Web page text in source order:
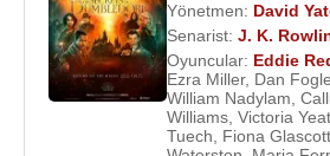
Captain and the World of
Huckabeesde başarısızlığa
Oskar töreninde
şakalarının kurbanı olan
olduğunda oskar heykelciğini
Yönetmen: David
Senarist: J. K.
Oyuncular: Eddie
Ezra Miller, Dan
William Nadylam
Williams Victoria
Tuech
Fiona Glascott